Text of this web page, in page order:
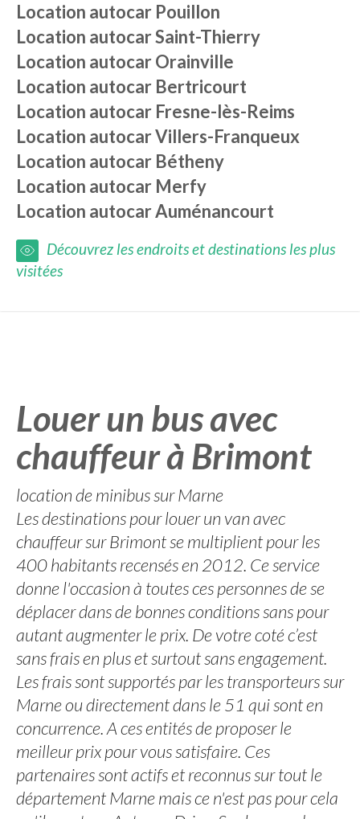
Location autocar Pouillon
Location autocarSaint-Thierry
Location autocarOrainville
Location autocar Bertricourt
Location autocar Fresne-lès-Reims
Location autocarVillers-Franqueux
Location autocar Bétheny
Location autocar Merfy
Location autocarAuménancourt
Découvrez les endroits et destinations les plus
visitées
Louer un bus avec
chauffeur à Brimont
location de minibus sur Marne
Les destinations pour louer un van avec
chauffeur sur Brimont se multiplient pour les
400 habitants recensés en 2012. Ce service
donne l'occasion à toutes ces personnes de se
déplacer dans de bonnes conditions sans pour
autant augmenter le prix. De votre coté c’est
sans frais en plus et surtout sans engagement.
Les frais sont supportés par les transporteurs sur
Marne ou directement dans le 51 qui sont en
concurrence. A ces entités de proposer le
meilleur prix pour vous satisfaire. Ces
partenaires sont actifs et reconnus sur tout le
département Marne mais ce n'est pas pour cela